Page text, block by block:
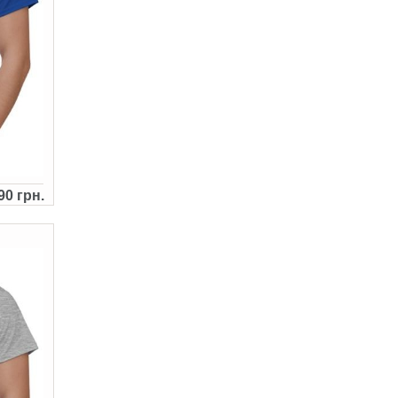
грн.